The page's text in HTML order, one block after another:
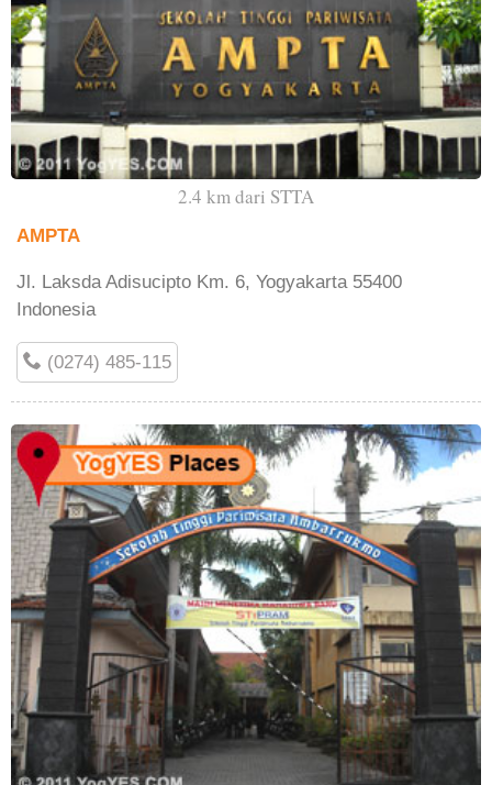
2.4 km dari STTA
AMPTA
Jl. Laksda Adisucipto Km. 6, Yogyakarta 55400
Indonesia
(0274) 485-115